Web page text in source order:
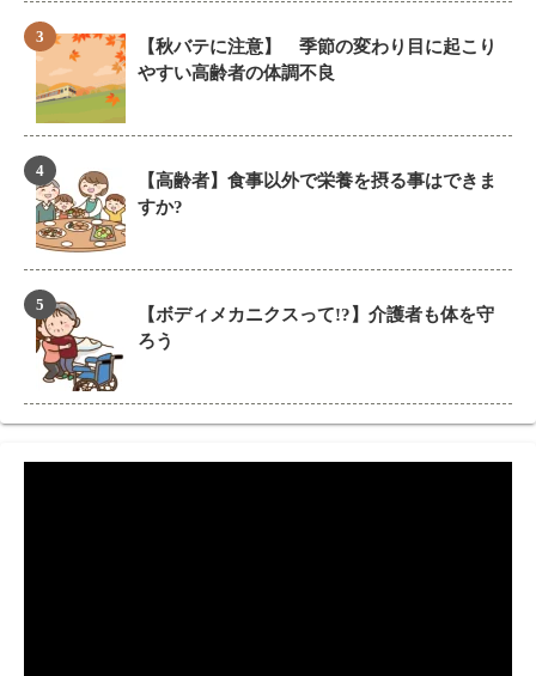
【秋バテに注意】 季節の変わり目に起こり
やすい高齢者の体調不良
【高齢者】食事以外で栄養を摂る事はできま
すか?
【ボディメカニクスって!?】介護者も体を守
ろう